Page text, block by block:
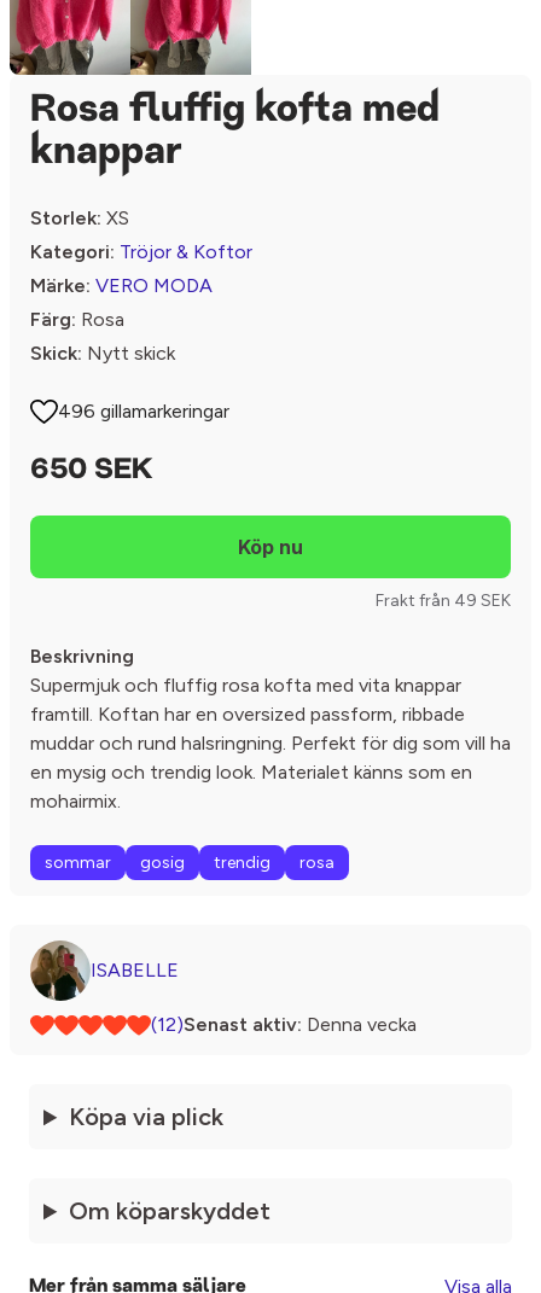
Rosa fluffig kofta med
knappar
Storlek: XS
Kategori: Tröjor & Koftor
Märke: VERO MODA
Färg: Rosa
Skick: Nytt skick
496 gillamarkeringar
650 SEK
Frakt från 49 SEK
Beskrivning
Supermjuk och fluffig rosa kofta med vita knappar
framtill. Koftan har en oversized passform, ribbade
muddar och rund halsringning. Perfekt för dig som vill ha
en mysig och trendig look. Materialet känns som en
mohairmix.
sommar gosig trendig rosa
ISABELLE
(12)Senast aktiv: Denna vecka
Köpa via plick
Om köparskyddet
Mer från samma säljare Visa alla